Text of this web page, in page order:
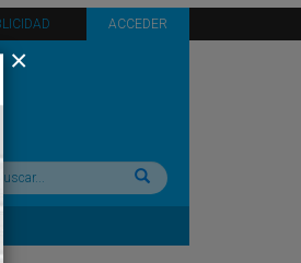
ACCEDER